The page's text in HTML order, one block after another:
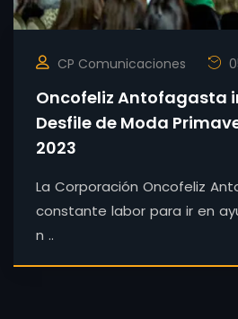
CP Comunicaciones
Oncofeliz Antofagasta
Desfile de Moda
2023
La Corporación Oncofeliz
constante labor para ir en
n ..